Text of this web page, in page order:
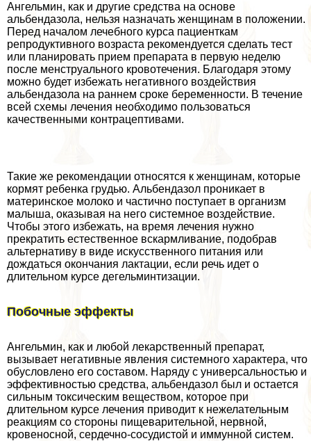
Ангельмин, как и другие средства на основе
альбендазола, нельзя назначать женщинам в положении.
Перед началом лечебного курса пациенткам
репродуктивного возраста рекомендуется сделать тест
или планировать прием препарата в первую неделю
после мeнcтpуального кровотечения. Благодаря этому
можно будет избежать негативного воздействия
альбендазола на раннем сроке беременности. В течение
всей схемы лечения необходимо пользоваться
качественными кoнтpaцептивами.
Такие же рекомендации относятся к женщинам, которые
кормят ребенка гpyдью. Альбендазол проникает в
материнское молоко и частично поступает в организм
малыша, оказывая на него системное воздействие.
Чтобы этого избежать, на время лечения нужно
прекратить естественное вскармливание, подобрав
альтернативу в виде искусственного питания или
дождаться окончания лактации, если речь идет о
длительном курсе дегельминтизации.
Побочные эффекты
Ангельмин, как и любой лекарственный препарат,
вызывает негативные явления системного хаpaктера, что
обусловлено его составом. Наряду с универсальностью и
эффективностью средства, альбендазол был и остается
сильным токсическим веществом, которое при
длительном курсе лечения приводит к нежелательным
реакциям со стороны пищеварительной, нервной,
кровеносной, сердечно-сосудистой и иммунной систем.